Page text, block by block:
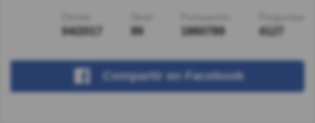
04/2017 99 1860789 4127
Compartir en Facebook